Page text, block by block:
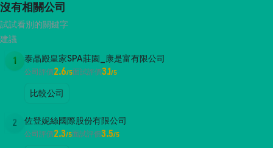
沒有相關公司
試試看別的關鍵字
建議
1 泰晶殿皇家SPA莊園_康是富有限公司
公司評價2.6/5面試評價3.1/5
比較公司
2 佐登妮絲國際股份有限公司
公司評價2.3/5面試評價3.5/5